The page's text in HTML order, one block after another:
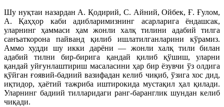
Шу нуқтаи назардан А. Қодирий, С. Айний, Ойбек, Ғ. Ғулом,
А. Қаҳҳор каби адибларимизнинг асарларига ёндашсак,
уларнинг ҳаммаси ҳам жонли халқ тилини адабий тилга
санъаткорона пайванд қилиб ишлатилганларини кўрамиз.
Аммо худди шу икки дарёни — жонли халқ тили билан
адабий тилни бир-бирига қандай қилиб қўшиш, уларни
қандай уйғунлаштириш масаласини ҳар бир ёзувчи ўз олдига
қўйган ғоявий-бадиий вазифадан келиб чиқиб, ўзига хос дид,
иқтидор, ҳаётий тажриба иштирокида мустақил ҳал қилади.
Уларнинг бадиий тилларидаги ранг-баранглик шундан келиб
чиқади.